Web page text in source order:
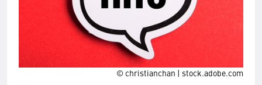
© christianchan | stock.adobe.com